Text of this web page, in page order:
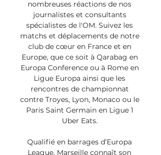
nombreuses réactions de nos
journalistes et consultants
spécialistes de l'OM. Suivez les
matchs et déplacements de notre
club de cœur en France et en
Europe, que ce soit à Qarabag en
Europa Conference ou à Rome en
Ligue Europa ainsi que les
rencontres de championnat
contre Troyes, Lyon, Monaco ou le
Paris Saint Germain en Ligue 1
Uber Eats.
Qualifié en barrages d’Europa
League, Marseille connaît son